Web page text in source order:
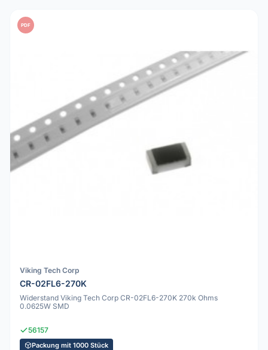
PDF
Viking Tech Corp
CR-02FL6-270K
Widerstand Viking Tech Corp CR-02FL6-270K 270k Ohms
0.0625W SMD
56157
Packung mit 1000 Stück